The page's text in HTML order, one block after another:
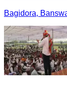
Bagidora,